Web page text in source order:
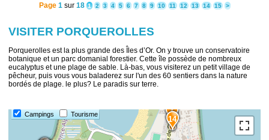
Page 1sur 18 1 2 3 4 5 6 7 8 9 10 11 12 13 14 15 >
VISITER PORQUEROLLES
Porquerolles est la plus grande des Îles d’Or. On y trouve un conservatoire
botanique et un parc domanial forestier. Cette île possède de nombreux
eucalyptus et une plage de sable. Là-bas, vous visiterez un petit village de
pêcheur, puis vous vous baladerez sur l'un des 60 sentiers dans la nature
bordés de plage. le plus? Le paradis sur terre.
Campings Tourisme
14
3